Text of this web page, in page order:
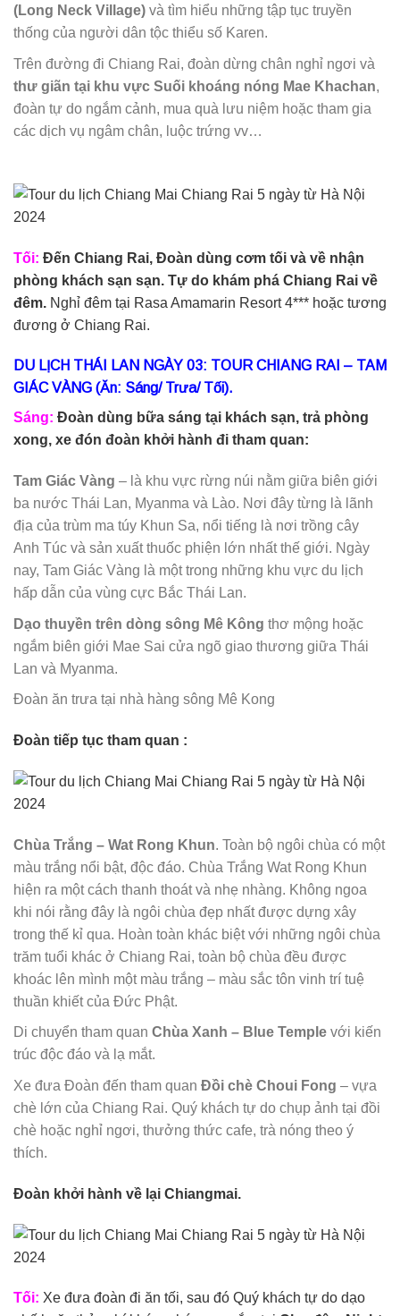
(Long Neck Village) và tìm hiểu những tập tục truyền
thống của người dân tộc thiểu số Karen.
Trên đường đi Chiang Rai, đoàn dừng chân nghỉ ngơi và
thư giãn tại khu vực Suối khoáng nóng Mae Khachan,
đoàn tự do ngắm cảnh, mua quà lưu niệm hoặc tham gia
các dịch vụ ngâm chân, luộc trứng vv…
Tối: Đến Chiang Rai, Đoàn dùng cơm tối và về nhận
phòng khách sạn sạn. Tự do khám phá Chiang Rai về
đêm. Nghỉ đêm tại Rasa Amamarin Resort 4*** hoặc tương
đương ở Chiang Rai.
DU LỊCH THÁI LAN NGÀY 03: TOUR CHIANG RAI – TAM
GIÁC VÀNG (Ăn: Sáng/ Trưa/ Tối).
Sáng: Đoàn dùng bữa sáng tại khách sạn, trả phòng
xong, xe đón đoàn khởi hành đi tham quan:
Tam Giác Vàng – là khu vực rừng núi nằm giữa biên giới
ba nước Thái Lan, Myanma và Lào. Nơi đây từng là lãnh
địa của trùm ma túy Khun Sa, nổi tiếng là nơi trồng cây
Anh Túc và sản xuất thuốc phiện lớn nhất thế giới. Ngày
nay, Tam Giác Vàng là một trong những khu vực du lịch
hấp dẫn của vùng cực Bắc Thái Lan.
Dạo thuyền trên dòng sông Mê Kông thơ mộng hoặc
ngắm biên giới Mae Sai cửa ngõ giao thương giữa Thái
Lan và Myanma.
Đoàn ăn trưa tại nhà hàng sông Mê Kong
Đoàn tiếp tục tham quan :
Chùa Trắng – Wat Rong Khun. Toàn bộ ngôi chùa có một
màu trắng nổi bật, độc đáo. Chùa Trắng Wat Rong Khun
hiện ra một cách thanh thoát và nhẹ nhàng. Không ngoa
khi nói rằng đây là ngôi chùa đẹp nhất được dựng xây
trong thế kỉ qua. Hoàn toàn khác biệt với những ngôi chùa
trăm tuổi khác ở Chiang Rai, toàn bộ chùa đều được
khoác lên mình một màu trắng – màu sắc tôn vinh trí tuệ
thuần khiết của Đức Phật.
Di chuyển tham quan Chùa Xanh – Blue Temple với kiến
trúc độc đáo và lạ mắt.
Xe đưa Đoàn đến tham quan Đồi chè Choui Fong – vựa
chè lớn của Chiang Rai. Quý khách tự do chụp ảnh tại đồi
chè hoặc nghỉ ngơi, thưởng thức cafe, trà nóng theo ý
thích.
Đoàn khởi hành về lại Chiangmai.
Tối: Xe đưa đoàn đi ăn tối, sau đó Quý khách tự do dạo